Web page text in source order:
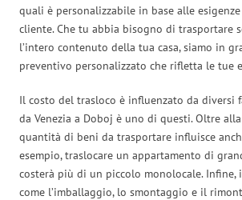
quali è personalizzabile in base alle
cliente. Che tu abbia bisogno di trasportare
l’intero contenuto della tua casa, siamo in
preventivo personalizzato che rifletta le tue
Il costo del trasloco è influenzato da diversi
da Venezia a Doboj è uno di questi. Oltre
quantità di beni da trasportare influisce
esempio, traslocare un appartamento di
costerà più di un piccolo monolocale. Infine,
come l’imballaggio, lo smontaggio e il